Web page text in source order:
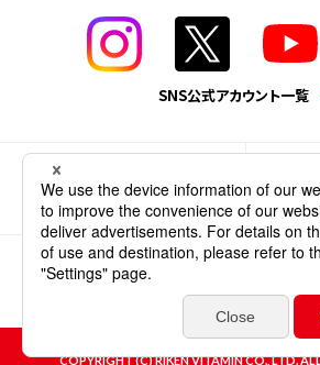
SNS公式アカウント一覧
業務用商品
ソーシャルメディアポリシーウェブアクセシビリ
COPYRIGHT (C) RIKEN VITAMIN CO., LTD.